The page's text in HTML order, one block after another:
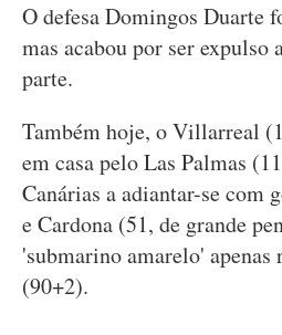
O defesa Domingos Duarte
mas acabou por ser expulso
parte.
Também hoje, o Villarreal
em casa pelo Las Palmas
Canárias a adiantar-se com
e Cardona (51, de grande
'submarino amarelo'
(90+2).